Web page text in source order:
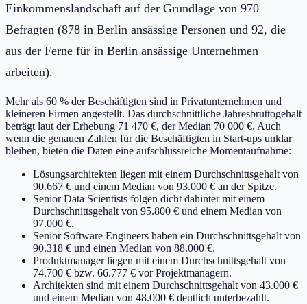
Einkommenslandschaft auf der Grundlage von 970
Befragten (878 in Berlin ansässige Personen und 92, die
aus der Ferne für in Berlin ansässige Unternehmen
arbeiten).
Mehr als 60 % der Beschäftigten sind in Privatunternehmen und
kleineren Firmen angestellt. Das durchschnittliche Jahresbruttogehalt
beträgt laut der Erhebung 71 470 €, der Median 70 000 €. Auch
wenn die genauen Zahlen für die Beschäftigten in Start-ups unklar
bleiben, bieten die Daten eine aufschlussreiche Momentaufnahme:
Lösungsarchitekten liegen mit einem Durchschnittsgehalt von
90.667 € und einem Median von 93.000 € an der Spitze.
Senior Data Scientists folgen dicht dahinter mit einem
Durchschnittsgehalt von 95.800 € und einem Median von
97.000 €.
Senior Software Engineers haben ein Durchschnittsgehalt von
90.318 € und einen Median von 88.000 €.
Produktmanager liegen mit einem Durchschnittsgehalt von
74.700 € bzw. 66.777 € vor Projektmanagern.
Architekten sind mit einem Durchschnittsgehalt von 43.000 €
und einem Median von 48.000 € deutlich unterbezahlt.